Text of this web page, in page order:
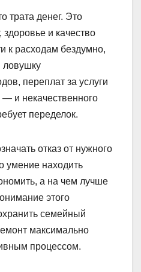
трата денег. Это
и качество
к расходам бездумно,
ловушку
переплат за услуги
и некачественного
переделок.
отказ от нужного
умение находить
а на чем лучше
этого
семейный
максимально
процессом.